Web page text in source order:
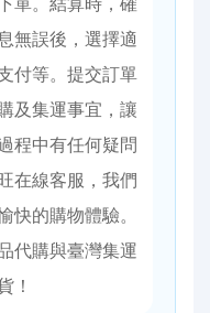
單。結算時，確
無誤後，選擇適
付等。提交訂單
及集運事宜，讓
程中有任何疑問
在線客服，我們
快的購物體驗。​
代購與臺灣集運
！